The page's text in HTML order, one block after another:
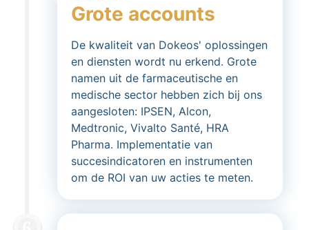
Grote accounts
De kwaliteit van Dokeos' oplossingen
en diensten wordt nu erkend. Grote
namen uit de farmaceutische en
medische sector hebben zich bij ons
aangesloten: IPSEN, Alcon,
Medtronic, Vivalto Santé, HRA
Pharma. Implementatie van
succesindicatoren en instrumenten
om de ROI van uw acties te meten.